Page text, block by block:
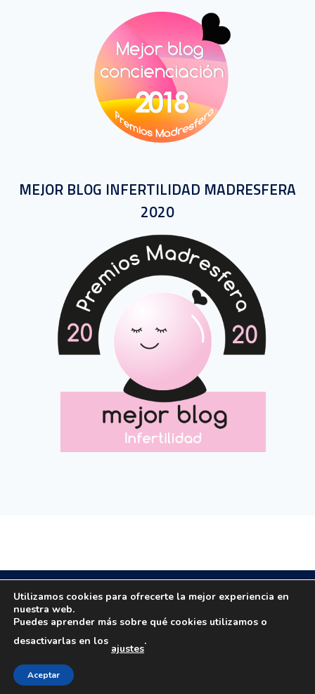
MEJOR BLOG INFERTILIDAD MADRESFERA
2020
Copyright © 2020 All rights reserved.
rosamaestro2003@hotmail.com | Tfno: 649184063
Utilizamos cookies para ofrecerte la mejor experiencia en
nuestra web.
Puedes aprender más sobre qué cookies utilizamos o
desactivarlas en los
ajustes
.
Aceptar